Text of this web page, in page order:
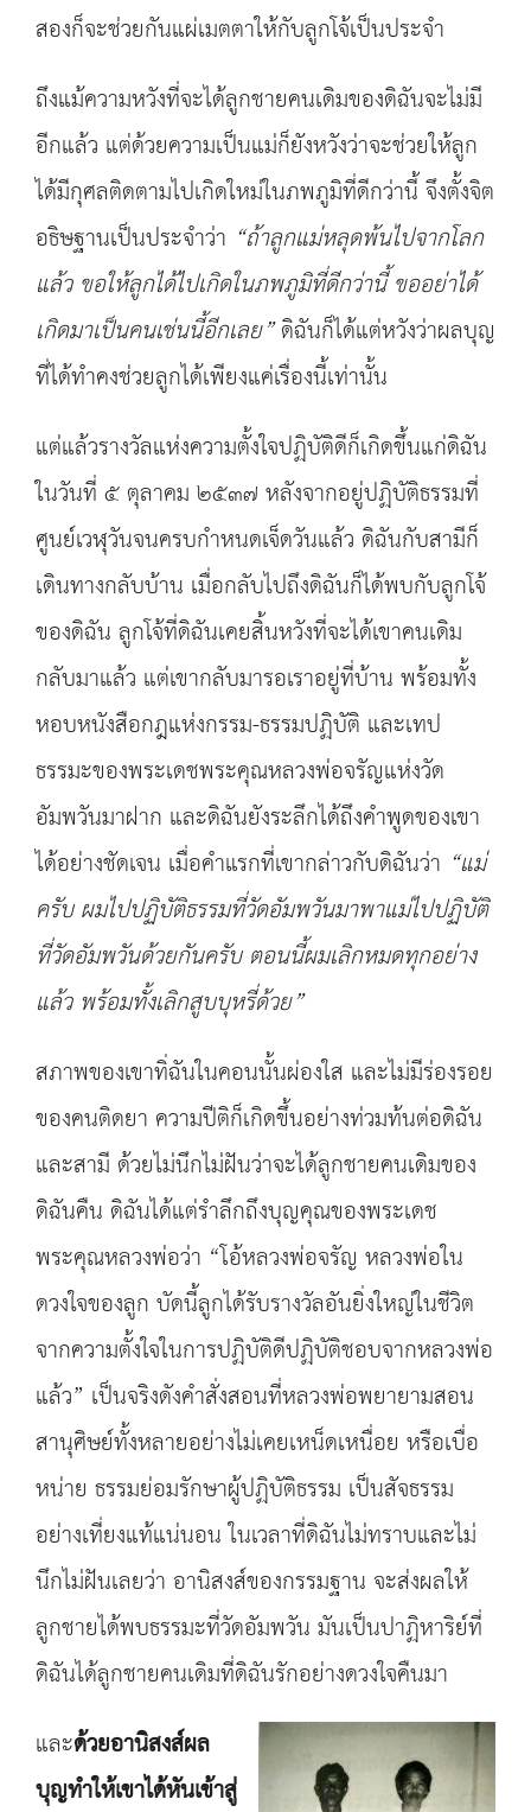
สองก็จะช่วยกันแผ่เมตตาให้กับลูกโจ้เป็นประจำ
ถึงแม้ความหวังที่จะได้ลูกชายคนเดิมของดิฉันจะไม่มี
อีกแล้ว แต่ด้วยความเป็นแม่ก็ยังหวังว่าจะช่วยให้ลูก
ได้มีกุศลติดตามไปเกิดใหม่ในภพภูมิที่ดีกว่านี้ จึงตั้งจิต
อธิษฐานเป็นประจำว่า “ถ้าลูกแม่หลุดพ้นไปจากโลก
แล้ว ขอให้ลูกได้ไปเกิดในภพภูมิที่ดีกว่านี้ ขออย่าได้
เกิดมาเป็นคนเช่นนี้อีกเลย”ดิฉันก็ได้แต่หวังว่าผลบุญ
ที่ได้ทำคงช่วยลูกได้เพียงแค่เรื่องนี้เท่านั้น
แต่แล้วรางวัลแห่งความตั้งใจปฏิบัติดีก็เกิดขึ้นแก่ดิฉัน
ในวันที่ ๕ ตุลาคม ๒๕๓๗ หลังจากอยู่ปฏิบัติธรรมที่
ศูนย์เวฬุวันจนครบกำหนดเจ็ดวันแล้ว ดิฉันกับสามีก็
เดินทางกลับบ้าน เมื่อกลับไปถึงดิฉันก็ได้พบกับลูกโจ้
ของดิฉัน ลูกโจ้ที่ดิฉันเคยสิ้นหวังที่จะได้เขาคนเดิม
กลับมาแล้ว แต่เขากลับมารอเราอยู่ที่บ้าน พร้อมทั้ง
หอบหนังสือกฎแห่งกรรม-ธรรมปฏิบัติ และเทป
ธรรมะของพระเดชพระคุณหลวงพ่อจรัญแห่งวัด
อัมพวันมาฝาก และดิฉันยังระลึกได้ถึงคำพูดของเขา
ได้อย่างชัดเจน เมื่อคำแรกที่เขากล่าวกับดิฉันว่า “แม่
ครับ ผมไปปฏิบัติธรรมที่วัดอัมพวันมาพาแม่ไปปฏิบัติ
ที่วัดอัมพวันด้วยกันครับ ตอนนี้ผมเลิกหมดทุกอย่าง
แล้ว พร้อมทั้งเลิกสูบบุหรี่ด้วย”
สภาพของเขาทิ่ฉันในคอนนั้นผ่องใส และไม่มีร่องรอย
ของคนติดยา ความปีติก็เกิดขึ้นอย่างท่วมท้นต่อดิฉัน
และสามี ด้วยไม่นึกไม่ฝันว่าจะได้ลูกชายคนเดิมของ
ดิฉันคืน ดิฉันได้แต่รำลึกถึงบุญคุณของพระเดช
พระคุณหลวงพ่อว่า “โอ้หลวงพ่อจรัญ หลวงพ่อใน
ดวงใจของลูก บัดนี้ลูกได้รับรางวัลอันยิ่งใหญ่ในชีวิต
จากความตั้งใจในการปฏิบัติดีปฏิบัติชอบจากหลวงพ่อ
แล้ว” เป็นจริงดังคำสั่งสอนที่หลวงพ่อพยายามสอน
สานุศิษย์ทั้งหลายอย่างไม่เคยเหน็ดเหนื่อย หรือเบื่อ
หน่าย ธรรมย่อมรักษาผู้ปฏิบัติธรรม เป็นสัจธรรม
อย่างเที่ยงแท้แน่นอน ในเวลาที่ดิฉันไม่ทราบและไม่
นึกไม่ฝันเลยว่า อานิสงส์ของกรรมฐาน จะส่งผลให้
ลูกชายได้พบธรรมะที่วัดอัมพวัน มันเป็นปาฏิหาริย์ที่
ดิฉันได้ลูกชายคนเดิมที่ดิฉันรักอย่างดวงใจคืนมา
และด้วยอานิสงส์ผล
บุญทำให้เขาได้หันเข้าสู่